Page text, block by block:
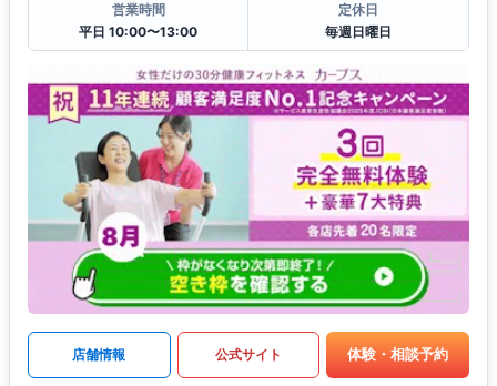
営業時間
平日 10:00〜13:00
定休日
毎週日曜日
店舗情報 公式サイト 体験・相談予約